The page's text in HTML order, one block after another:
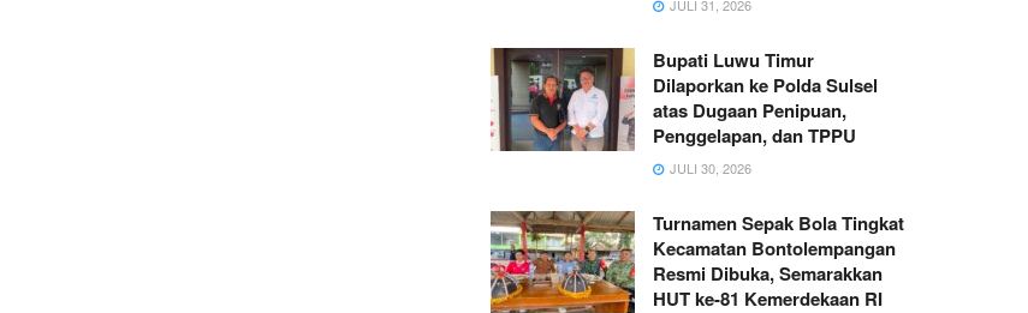
JULI 31, 2026
Bupati Luwu Timur
Dilaporkan ke Polda Sulsel
atas Dugaan Penipuan,
Penggelapan, dan TPPU
JULI 30, 2026
Turnamen Sepak Bola Tingkat
Kecamatan Bontolempangan
Resmi Dibuka, Semarakkan
HUT ke-81 Kemerdekaan RI